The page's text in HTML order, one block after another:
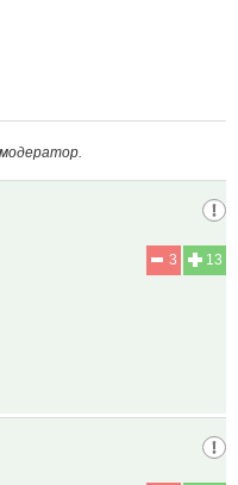
13
3